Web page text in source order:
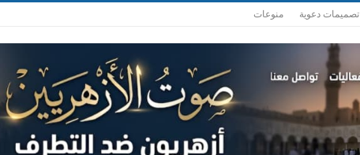
تصميمات دعوية منوعات